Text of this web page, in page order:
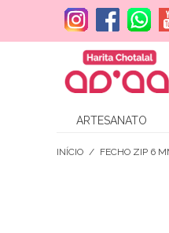
ARTESANATO
INÍCIO / FECHO ZIP 6